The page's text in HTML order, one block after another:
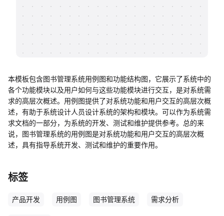
知识分享社区
本模板包含图书管理系统用例图和功能结构图，它展示了系统中的
各个功能模块以及用户如何与这些功能模块进行交互，是对系统需
求的高层次概述。用例图提供了对系统功能和用户交互的高层次概
述，有助于系统设计人员设计系统的架构和模块。可以作为系统需
求文档的一部分，为系统的开发、测试和维护提供参考。总的来
说，图书管理系统的用例图是对系统功能和用户交互的高层次概
述，具有指导系统开发、测试和维护的重要作用。
标签
产品开发 用例图 图书管理系统 需求分析